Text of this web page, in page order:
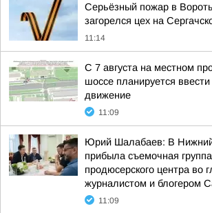
Серьёзный пожар в
загорелся цех на
11:14
С 7 августа на местном
шоссе планируется
движение
11:09
Юрий Шалабаев: В
прибыла съемочная группа
продюсерского центра во
журналистом и блогером
11:09